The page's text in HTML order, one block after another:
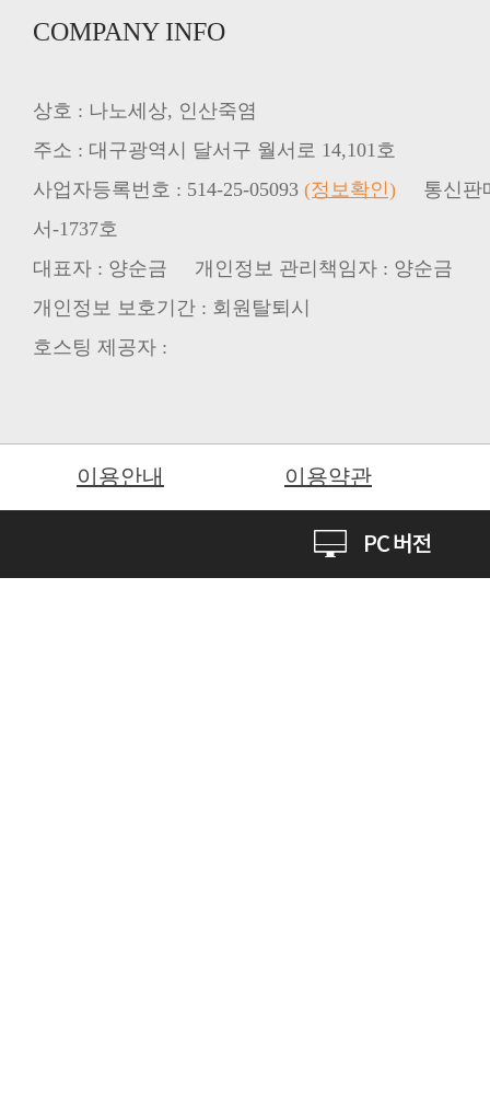
COMPANY INFO
상호 : 나노세상, 인산죽염
주소 : 대구광역시 달서구 월서로 14,101호
사업자등록번호 : 514-25-05093 (정보확인) 통신판
서-1737호
대표자 : 양순금 개인정보 관리책임자 : 양순금
개인정보 보호기간 : 회원탈퇴시
호스팅 제공자 :
이용안내 이용약관